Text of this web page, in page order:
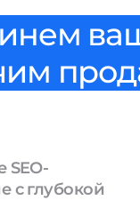
SEO-
с глубокой